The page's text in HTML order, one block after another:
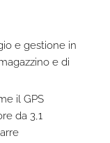
e gestione in
e di
il GPS
da 3,1